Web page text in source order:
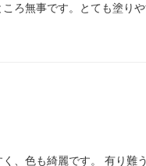
ろ無事です。とても塗りや
、色も綺麗です。 有り難